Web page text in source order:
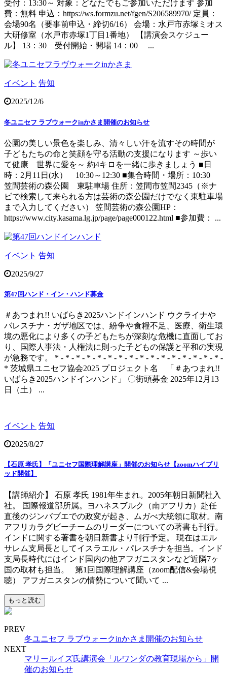
受付：13:30～ 対象：どなたでもご参加いただけます 参加
費：無料 申込：https://ws.formzu.net/fgen/S206589970/ 定員：
会場90名（要事前申込・締切6/16） 会場：水戸市赤塚ミオス
大研修室（水戸市赤塚1丁目1番地） 【講演会スケジュー
ル】 13：30 受付開始・開場 14：00 ...
イベント 告知
2025/12/6
冬ユニセフ ラブウォークinかさま開催のお知らせ
公園の美しい景色を楽しみ、清々しい汗を流すその時間が
子どもたちの命と笑顔を守る活動の支援になります ～歩い
て健康 世界に愛を～ 約4キロを一緒に歩きましょう ■日
時：2月11日(水） 10:30～12:30 ■集合時間・場所：10:30
笠間芸術の森公園 東駐車場 住所：笠間市笠間2345（※ナ
ビで検索して来られる方は芸術の森公園だけでなく東駐車場
まで入力してください） 笠間芸術の森公園HP：
https://www.city.kasama.lg.jp/page/page000122.html ■参加費： ...
イベント 告知
2025/9/27
第47回ハンド・イン・ハンド募金
＃あつまれ!! いばらき2025ハンドインハンド ウクライナや
バレスチナ・ガザ地区では、紛争や食糧不足、医療、衛生環
境の悪化により多くの子どもたちが深刻な危機に直面してお
り、国際人事法・人権法に則った子どもの保護と平和の実現
が急務です。 * - * - * - * - * - * - * - * - * - * - * - * - * - * - * - * -
* 茨城県ユニセフ協会2025 プロジェクト名 「＃あつまれ!!
いばらき2025ハンドインハンド」 〇街頭募金 2025年12月13
日（土） ...
イベント 告知
2025/8/27
【石原 孝氏】「ユニセフ国際理解講座」開催のお知らせ【zoomハイブリ
ッド開催】
【講師紹介】 石原 孝氏 1981年生まれ。2005年朝日新聞社入
社。 国際報道部所属。ヨハネスブルク（南アフリカ）赴任
直後のジンバブエでの政変が起き、ムガべ大統領に取材。南
アフリカラグビーチームのリーダーについての著書も刊行。
インドに関する著書を朝日新書より刊行予定。 現在はエル
サレム支局長としてイスラエル・パレスチナを担当。インド
支局長時代にはインド国内の他アフガニスタンなど近隣7ヶ
国の取材も担当。 第1回国際理解講座（zoom配信&会場視
聴） アフガニスタンの情勢について聞いて ...
もっと読む
PREV
冬ユニセフ ラブウォークinかさま開催のお知らせ
NEXT
マリールイズ氏講演会「ルワンダの教育現場から」開
催のお知らせ